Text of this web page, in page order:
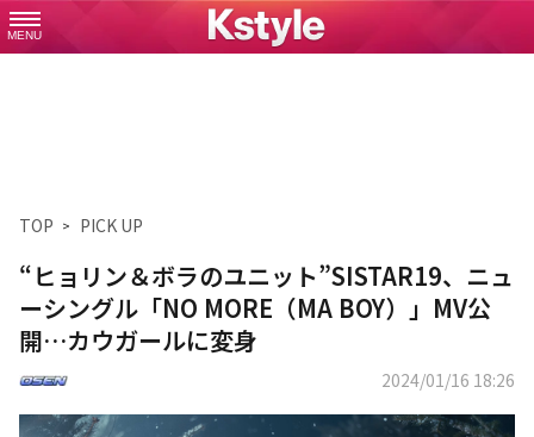
MENU
TOP PICK UP
“ヒョリン＆ボラのユニット”SISTAR19、ニュ
ーシングル「NO MORE（MA BOY）」MV公
開…カウガールに変身
2024/01/16 18:26